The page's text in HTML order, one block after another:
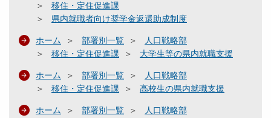
移住・定住促進課
県内就職者向け奨学金返還助成制度
ホーム 部署別一覧
人口戦略部
移住・定住促進課
大学生等の県内就職支援
ホーム 部署別一覧
人口戦略部
移住・定住促進課
高校生の県内就職支援
ホーム 部署別一覧
人口戦略部